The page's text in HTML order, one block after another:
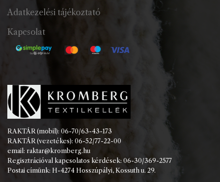
Adatkezelési tájékoztató
Kapcsolat
RAKTÁR (mobil): 06-70/63-43-173
RAKTÁR (vezetékes): 06-52/77-22-00
email: raktar@kromberg.hu
Regisztrációval kapcsolatos kérdések: 06-30/369-2577
Postai címünk: H-4274 Hosszúpályi, Kossuth u. 29.